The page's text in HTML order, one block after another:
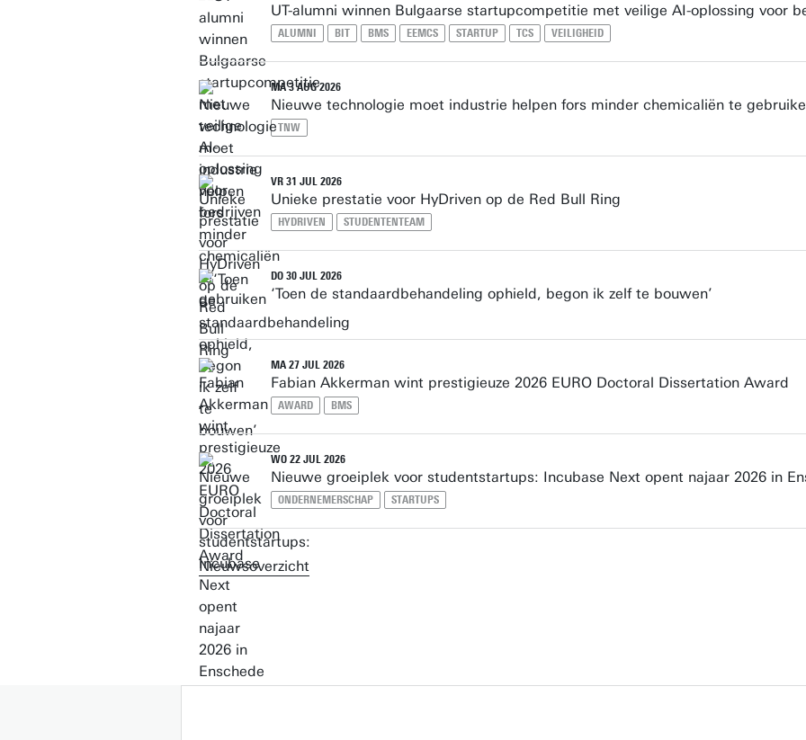
UT-alumni winnen Bulgaarse startupcompetitie met veilige AI-oplossing voor
ALUMNI BIT BMS EEMCS STARTUP TCS VEILIGHEID
MA 3 AUG 2026
Nieuwe technologie moet industrie helpen fors minder chemicaliën te
TNW
VR 31 JUL 2026
Unieke prestatie voor HyDriven op de Red Bull Ring
HYDRIVEN STUDENTENTEAM
DO 30 JUL 2026
‘Toen de standaardbehandeling ophield, begon ik zelf te bouwen’
MA 27 JUL 2026
Fabian Akkerman wint prestigieuze 2026 EURO Doctoral Dissertation Award
AWARD BMS
WO 22 JUL 2026
Nieuwe groeiplek voor studentstartups: Incubase Next opent najaar 2026 in
ONDERNEMERSCHAP STARTUPS
Nieuwsoverzicht